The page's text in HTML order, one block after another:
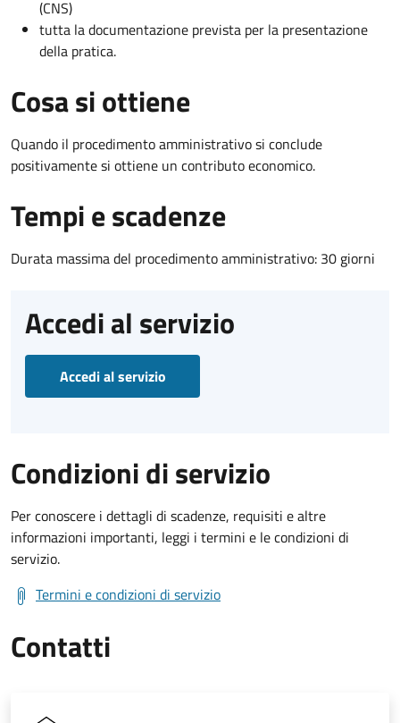
(CNS)
tutta la documentazione prevista per la presentazione
della pratica.
Cosa si ottiene
Quando il procedimento amministrativo si conclude
positivamente si ottiene un contributo economico.
Tempi e scadenze
Durata massima del procedimento amministrativo: 30 giorni
Accedi al servizio
Accedi al servizio
Condizioni di servizio
Per conoscere i dettagli di scadenze, requisiti e altre
informazioni importanti, leggi i termini e le condizioni di
servizio.
Termini e condizioni di servizio
Contatti